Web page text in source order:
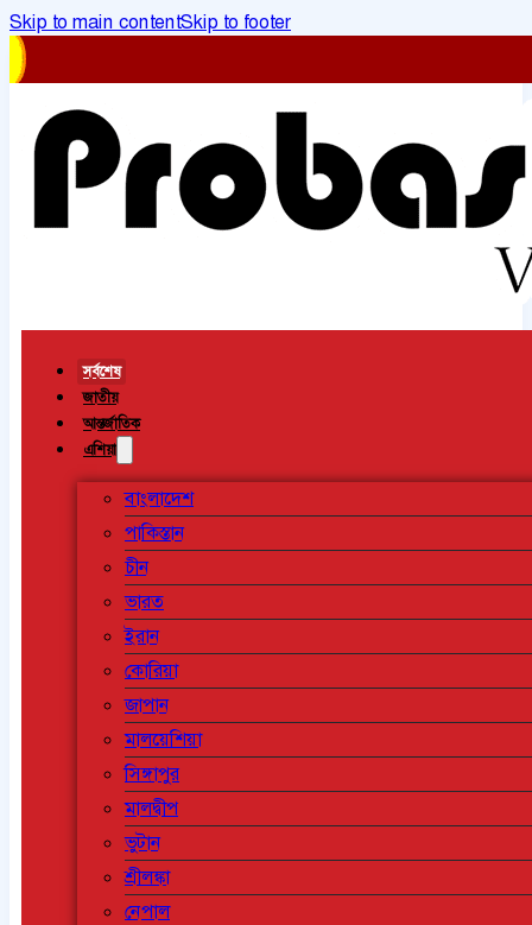
Skip to main contentSkip to footer
সর্বশেষ
জাতীয়
আন্তর্জাতিক
এশিয়া
বাংলাদেশ
পাকিস্তান
চীন
ভারত
ইরান
কোরিয়া
জাপান
মালয়েশিয়া
সিঙ্গাপুর
মালদ্বীপ
ভুটান
শ্রীলঙ্কা
নেপাল